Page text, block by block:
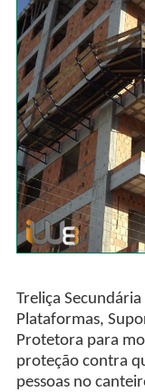
Treliça
Plataformas,
Protetora para
proteção contra
pessoas no